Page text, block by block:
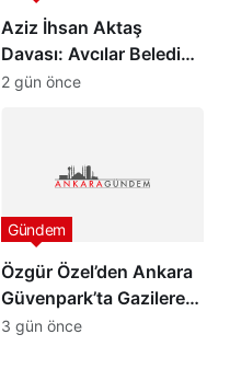
Aziz İhsan Aktaş
Davası: Avcılar Belediye
Başkanı Utku Caner
2 gün önce
Özgür Özel’den Ankara
Güvenpark’ta Gazilere
Ziyaret ve “Çerçeve
Gündem
3 gün önce